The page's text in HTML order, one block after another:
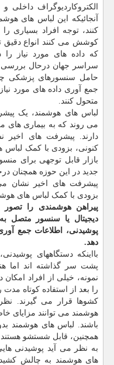
الکتروکاردیوگراف داخلی
آنجائیکه این لباس های
کنند، توجه افراد بسیاری
کوشش می کنند انواع دقیق
که داده های مورد نیاز
سراسر جهان درحال بررسی
حامل سنسورهای پزشکی
جمع آوری داده های مورد
متحول کنند.
لباس های هوشمند، یک
می روند که به بیماری های
دارند. پیشرفت های
کنونی، بزودی با کمک لباس
بازار قابل توجهی برای
جدید در این حوزه همچنان
پیشرفت های اخیر نشان
بزودی با کمک لباس های
پیراهن هوشمندی را تصور
دیجیتال یا سنسور متصل
پوشیدنی، اطلاعات جمع
دهد.
بااینکه دستگاههای
پشت سر گذاشته اند اما
نمونه، خیلی از افراد امکان
را بعد از استفاده کوتاه مدت
کشوها قرار می گیرند.
هوشمند می توانند مزایای
باشند. لباس های هوشمند
همچنین، قابل شستشو هستند و
به نظر می آید پوشیدنی
های هوشمند به چالش